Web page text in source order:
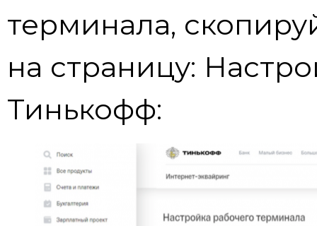
терминала,
на страницу:
Тинькофф: